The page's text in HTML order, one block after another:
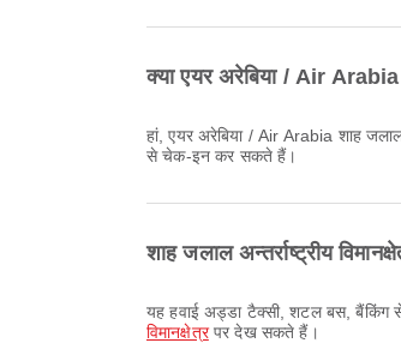
क्या एयर अरेबिया / Air Arabia
हां, एयर अरेबिया / Air Arabia शाह जलाल अन्तर्राष्ट्रीय विमानक्षेत्र से उड़ानों के लिए ऑनलाइन चेक-इन सुविधा प्रदान करता है, जिससे आप एयरलाइन की वेबसाइट या ऐप के माध्यम से अपनी उड़ान के लिए सुविधाजनक रूप
से चेक-इन कर सकते हैं।
शाह जलाल अन्तर्राष्ट्रीय
यह हवाई अड्डा टैक्सी, शटल बस, बैंकिंग
विमानक्षेत्रपर देख सकते हैं।